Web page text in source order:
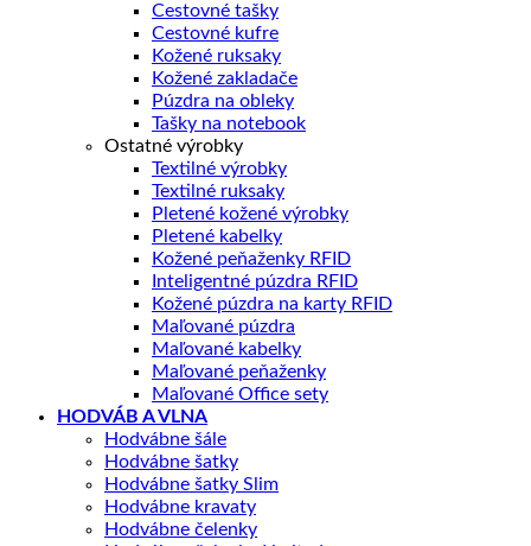
Cestovné tašky
Cestovné kufre
Kožené ruksaky
Kožené zakladače
Púzdra na obleky
Tašky na notebook
Ostatné výrobky
Textilné výrobky
Textilné ruksaky
Pletené kožené výrobky
Pletené kabelky
Kožené peňaženky RFID
Inteligentné púzdra RFID
Kožené púzdra na karty RFID
Maľované púzdra
Maľované kabelky
Maľované peňaženky
Maľované Office sety
HODVÁB A VLNA
Hodvábne šále
Hodvábne šatky
Hodvábne šatky Slim
Hodvábne kravaty
Hodvábne čelenky